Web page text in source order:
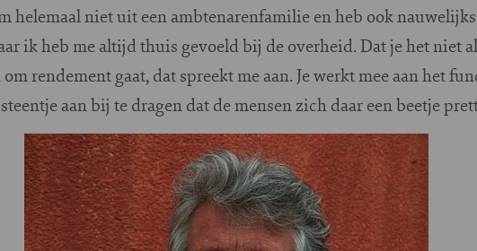
helemaal niet uit een ambtenarenfamilie en heb ook
ik heb me altijd thuis gevoeld bij de overheid. Dat je het niet
rendement gaat, dat spreekt me aan. Je werkt mee aan het
aan bij te dragen dat de mensen zich daar een beetje